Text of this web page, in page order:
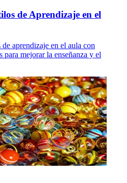
de Aprendizaje en el
aprendizaje en el aula con
para mejorar la enseñanza y el